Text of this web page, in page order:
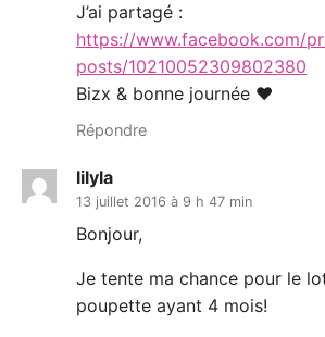
J’ai partagé :
https://www.facebook.com/
posts/10210052309802380
Bizx & bonne journée ♥
Répondre
lilyla
13 juillet 2016 à 9 h 47 min
Bonjour,
Je tente ma chance pour le
poupette ayant 4 mois!